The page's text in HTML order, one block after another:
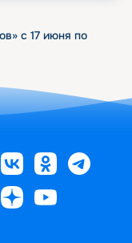
с 17 июня по